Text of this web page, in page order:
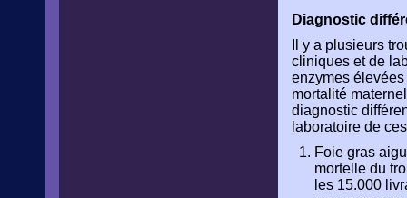
Diagnostic
Il y a plusieurs
cliniques et de
enzymes
mortalité
diagnostic
laboratoire de
Foie gras
mortelle du
les 15.000